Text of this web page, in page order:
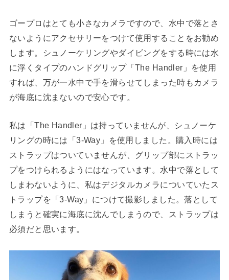
ゴープロはとても小さなカメラですので、水中で落とさ
ないようにアクセサリーをつけて使用することをお勧め
します。シュノーケリングやダイビングをする時には水
に浮くタイプのハンドグリップ「The Handler」を使用
すれば、万が一水中で手を滑らせてしまった時もカメラ
が海底に沈まないので安心です。
私は「The Handler」は持っていませんが、シュノーケ
リングの時には「3-Way」を使用しました。購入時には
ストラップはついていませんが、グリップ部にストラッ
プをつけられるようにはなっています。水中で落として
しまわないように、私はデジタルカメラについていたス
トラップを「3-Way」につけて撮影しました。落として
しまうと確実に海底に沈んでしまうので、ストラップは
必須だと思います。